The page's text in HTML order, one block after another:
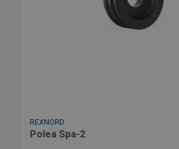
REXNORD
Polea Spa-2